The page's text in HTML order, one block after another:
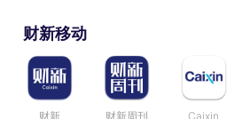
财新移动
财新 财新周刊 Caixin